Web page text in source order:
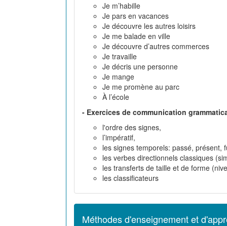
Je m’habille
Je pars en vacances
Je découvre les autres loisirs
Je me balade en ville
Je découvre d’autres commerces
Je travaille
Je décris une personne
Je mange
Je me promène au parc
À l’école
- Exercices de communication
l'ordre des signes,
l’impératif,
les signes temporels: passé, présent,
les verbes directionnels classiques
les transferts de taille et de forme
les classificateurs
Méthodes d'enseignement et